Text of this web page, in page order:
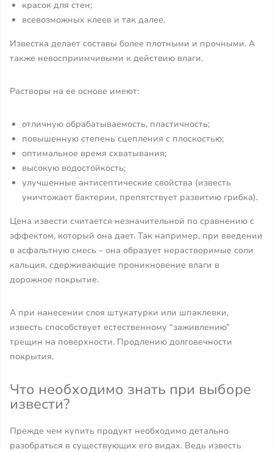
красок для стен;
всевозможных клеев и так далее.
Известка делает составы более плотными и прочными. А
также невосприимчивыми к действию влаги.
Растворы на ее основе имеют:
отличную обрабатываемость, пластичность;
повышенную степень сцепления с плоскостью;
оптимальное время схватывания;
высокую водостойкость;
улучшенные антисептические свойства (известь
уничтожает бактерии, препятствует развитию грибка).
Цена извести считается незначительной по сравнению с
эффектом, который она дает. Так например, при введении
в асфальтную смесь – она образует нерастворимые соли
кальция, сдерживающие проникновение влаги в
дорожное покрытие.
А при нанесении слоя штукатурки или шпаклевки,
известь способствует естественному “заживлению”
трещин на поверхности. Продлению долговечности
покрытия.
Что необходимо знать при выборе
извести?
Прежде чем купить продукт необходимо детально
разобраться в существующих его видах. Ведь известь